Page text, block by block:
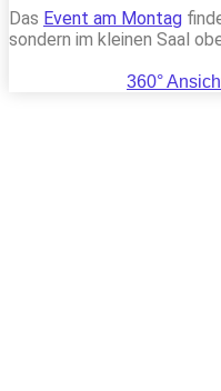
Das Event am Montag
sondern im kleinen Saal
360°